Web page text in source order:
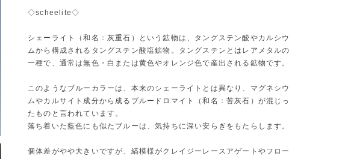
◇scheelite◇
シェーライト（和名：灰重石）という鉱物は、タングステン酸やカルシウ
ムから構成されるタングステン酸塩鉱物。タングステンとはレアメタルの
一種で、通常は無色・白または黄色やオレンジ色で産出される鉱物です。
このようなブルーカラーは、本来のシェーライトとは異なり、マグネシウ
ムやカルサイト成分から成るブルードロマイト（和名：苦灰石）が混じっ
たものと言われています。
落ち着いた藍色にも似たブルーは、気持ちに深い安らぎをもたらします。
個体差がやや大きいですが、縞模様がクレイジーレースアゲートやフロー